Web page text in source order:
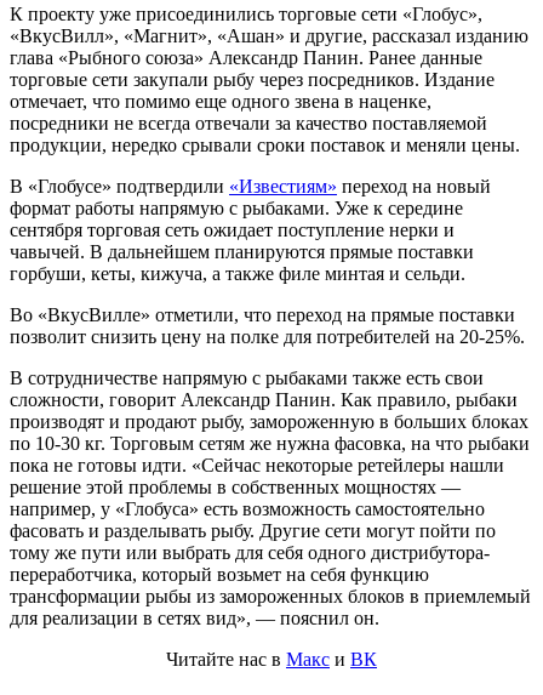
К проекту уже присоединились торговые сети «Глобус»,
«ВкусВилл», «Магнит», «Ашан» и другие, рассказал изданию
глава «Рыбного союза» Александр Панин. Ранее данные
торговые сети закупали рыбу через посредников. Издание
отмечает, что помимо еще одного звена в наценке,
посредники не всегда отвечали за качество поставляемой
продукции, нередко срывали сроки поставок и меняли цены.
В «Глобусе» подтвердили «Известиям» переход на новый
формат работы напрямую с рыбаками. Уже к середине
сентября торговая сеть ожидает поступление нерки и
чавычей. В дальнейшем планируются прямые поставки
горбуши, кеты, кижуча, а также филе минтая и сельди.
Во «ВкусВилле» отметили, что переход на прямые поставки
позволит снизить цену на полке для потребителей на 20-25%.
В сотрудничестве напрямую с рыбаками также есть свои
сложности, говорит Александр Панин. Как правило, рыбаки
производят и продают рыбу, замороженную в больших блоках
по 10-30 кг. Торговым сетям же нужна фасовка, на что рыбаки
пока не готовы идти. «Сейчас некоторые ретейлеры нашли
решение этой проблемы в собственных мощностях —
например, у «Глобуса» есть возможность самостоятельно
фасовать и разделывать рыбу. Другие сети могут пойти по
тому же пути или выбрать для себя одного дистрибутора-
переработчика, который возьмет на себя функцию
трансформации рыбы из замороженных блоков в приемлемый
для реализации в сетях вид», — пояснил он.
Читайте нас в Макс и ВК